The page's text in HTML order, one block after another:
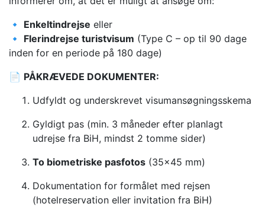
🔹 Enkeltindrejse eller
🔹 Flerindrejse turistvisum (Type C – op til 90 dage
inden for en periode på 180 dage)
📄 PÅKRÆVEDE DOKUMENTER:
Udfyldt og underskrevet visumansøgningsskema
Gyldigt pas (min. 3 måneder efter planlagt
udrejse fra BiH, mindst 2 tomme sider)
To biometriske pasfotos (35×45 mm)
Dokumentation for formålet med rejsen
(hotelreservation eller invitation fra BiH)